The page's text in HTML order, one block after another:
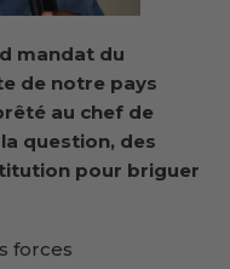
mandat du
de notre pays
au chef de
question, des
pour briguer
forces